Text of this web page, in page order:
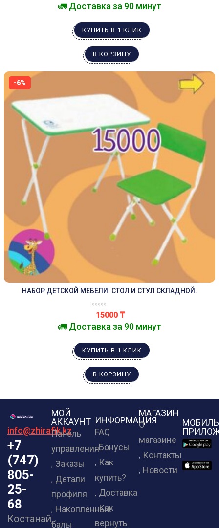
🚛 Доставка за 90 минут
КУПИТЬ В 1 КЛИК
В КОРЗИНУ
-6%
НАБОР ДЕТСКОЙ МЕБЕЛИ: СТОЛ И СТУЛ СКЛАДНОЙ.
15000 ₸
🚛 Доставка за 90 минут
КУПИТЬ В 1 КЛИК
В КОРЗИНУ
info@zhirafik.kz
+7
(747)
805-
25-
68
Костанай,
МОЙ
АККАУНТ
Панель
управления
Заказы
Детали
профиля
Накопленные
балы
ИНФОРМАЦИЯ
FAQ
Бонусы
Как
купить?
Доставка
Как
вернуть
МАГАЗИН
О
магазине
Контакты
Новости